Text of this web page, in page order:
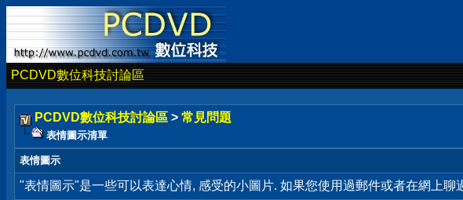
PCDVD數位科技討論區
PCDVD數位科技討論區 > 常見問題
表情圖示清單
表情圖示
"表情圖示"是一些可以表達心情, 感受的小圖片. 如果您使用過郵件或者在網上